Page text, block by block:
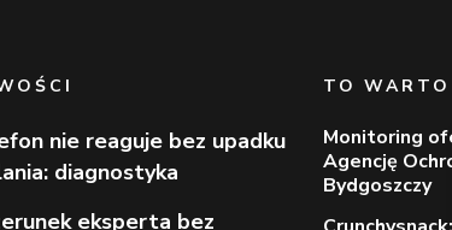
nie reaguje bez upadku
diagnostyka
eksperta bez
TO WARTO
Monitoring
Agencję
Bydgoszczy